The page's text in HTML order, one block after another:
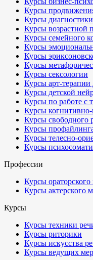
Курсы
Курсы
Курсы возрастной
Курсы семейного
Курсы
Курсы
Курсы
Курсы сексологии
Курсы арт-терапии
Курсы детской
Курсы по работе с
Курсы когнитивно-
Курсы свободного
Курсы
Курсы телесно-
Курсы
Профессии
Курсы ораторского
Курсы актерского
Курсы
Курсы техники
Курсы риторики
Курсы искусства
Курсы ведущих